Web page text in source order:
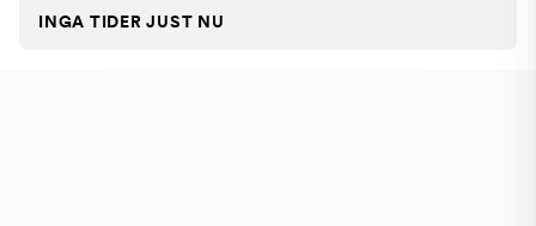
INGA TIDER JUST NU